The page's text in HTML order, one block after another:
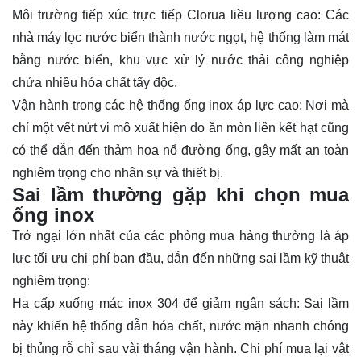
Môi trường tiếp xúc trực tiếp Clorua liều lượng cao: Các
nhà máy lọc nước biển thành nước ngọt, hệ thống làm mát
bằng nước biển, khu vực xử lý nước thải công nghiệp
chứa nhiều hóa chất tẩy độc.
Vận hành trong các hệ thống ống inox áp lực cao: Nơi mà
chỉ một vết nứt vi mô xuất hiện do ăn mòn liên kết hạt cũng
có thể dẫn đến thảm họa nổ đường ống, gây mất an toàn
nghiêm trọng cho nhân sự và thiết bị.
Sai lầm thường gặp khi chọn mua
ống inox
Trở ngại lớn nhất của các phòng mua hàng thường là áp
lực tối ưu chi phí ban đầu, dẫn đến những sai lầm kỹ thuật
nghiêm trọng:
Hạ cấp xuống mác inox 304 để giảm ngân sách: Sai lầm
này khiến hệ thống dẫn hóa chất, nước mặn nhanh chóng
bị thủng rỗ chỉ sau vài tháng vận hành. Chi phí mua lại vật